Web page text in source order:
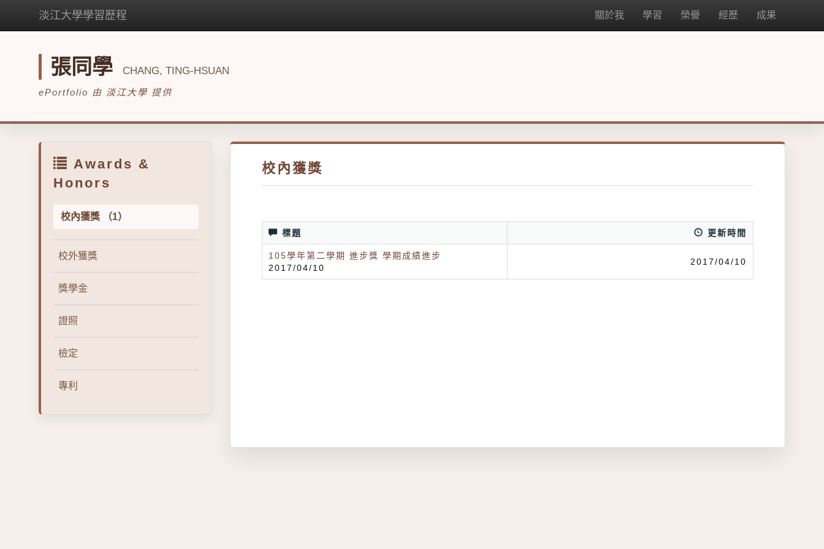
淡江大學學習歷程 關於我 學習 榮譽 經歷 成果
張同學 CHANG, TING-HSUAN
ePortfolio 由 淡江大學 提供
Awards &
Honors
校內獲獎 （1）
校外獲獎
獎學金
證照
檢定
專利
校內獲獎
標題 更新時間
105學年第二學期 進步獎 學期成績進步
2017/04/10
2017/04/10